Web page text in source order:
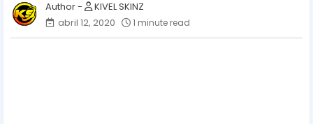
KIVEL SKINZ
abril 12, 2020
1 minute read